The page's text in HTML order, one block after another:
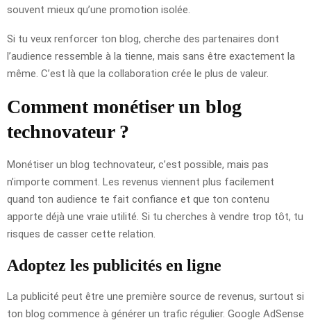
souvent mieux qu’une promotion isolée.
Si tu veux renforcer ton blog, cherche des partenaires dont
l’audience ressemble à la tienne, mais sans être exactement la
même. C’est là que la collaboration crée le plus de valeur.
Comment monétiser un blog
technovateur ?
Monétiser un blog technovateur, c’est possible, mais pas
n’importe comment. Les revenus viennent plus facilement
quand ton audience te fait confiance et que ton contenu
apporte déjà une vraie utilité. Si tu cherches à vendre trop tôt, tu
risques de casser cette relation.
Adoptez les publicités en ligne
La publicité peut être une première source de revenus, surtout si
ton blog commence à générer un trafic régulier. Google AdSense